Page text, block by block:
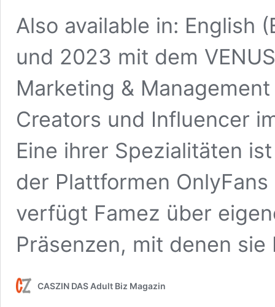
Also available in: English
und 2023 mit dem
Marketing &
Creators und Influencer
Eine ihrer Spezialitäten
der Plattformen
verfügt Famez über
Präsenzen, mit denen
CASZIN DAS Adult Biz Magazin